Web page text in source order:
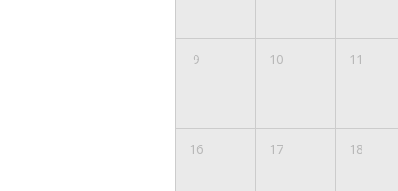
9 10 11
16 17 18